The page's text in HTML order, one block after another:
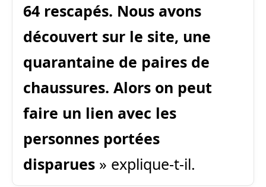
64 rescapés. Nous avons
découvert sur le site, une
quarantaine de paires de
chaussures. Alors on peut
faire un lien avec les
personnes portées
disparues » explique-t-il.